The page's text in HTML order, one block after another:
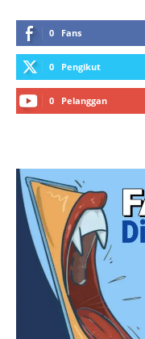
0 Fans
0 Pengikut
0 Pelanggan